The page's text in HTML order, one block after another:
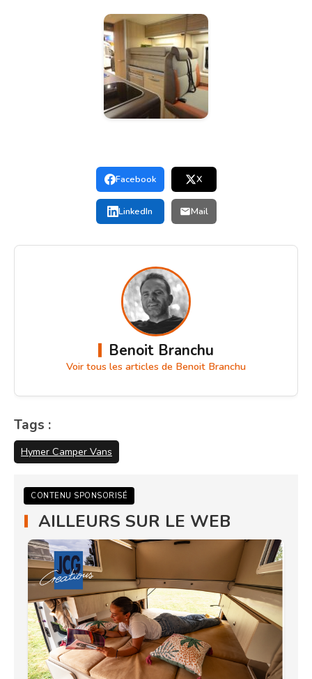
Facebook X
LinkedIn Mail
Benoit Branchu
Voir tous les articles de Benoit Branchu
Tags :
Hymer Camper Vans
CONTENU SPONSORISÉ
AILLEURS SUR LE WEB